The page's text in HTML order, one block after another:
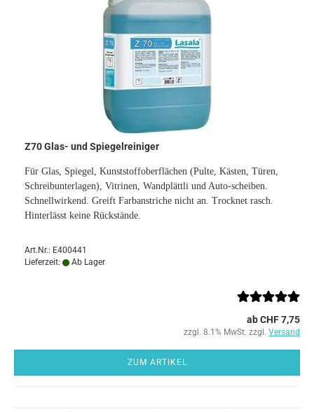
Z70 Glas- und Spiegelreiniger
Für Glas, Spiegel, Kunststoffoberflächen (Pulte, Kästen, Türen,
Schreibunterlagen), Vitrinen, Wandplättli und Auto-scheiben.
​Schnellwirkend. Greift Farbanstriche nicht an. Trocknet rasch.
Hinterlässt keine Rückstände.
Art.Nr.: E400441
Lieferzeit:
Ab Lager
ab CHF 7,75
zzgl. 8.1% MwSt. zzgl. Versand
ZUM ARTIKEL